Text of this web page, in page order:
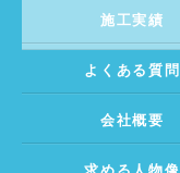
施工実績
よくある質問
会社概要
求める人物像